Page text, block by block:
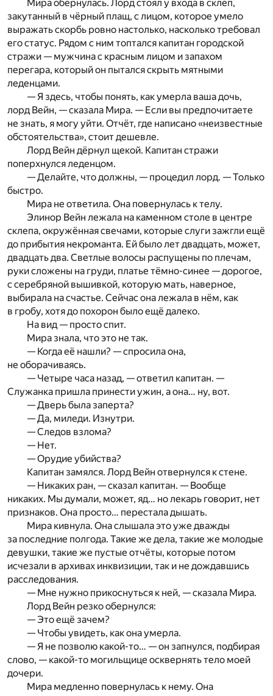
Мира обернулась. Лорд стоял у входа в склеп,
закутанный в чёрный плащ, с лицом, которое умело
выражать скорбь ровно настолько, насколько требовал
его статус. Рядом с ним топтался капитан городской
стражи — мужчина с красным лицом и запахом
перегара, который он пытался скрыть мятными
леденцами.
— Я здесь, чтобы понять, как умерла ваша дочь,
лорд Вейн, — сказала Мира. — Если вы предпочитаете
не знать, я могу уйти. Отчёт, где написано «неизвестные
обстоятельства», стоит дешевле.
Лорд Вейн дёрнул щекой. Капитан стражи
поперхнулся леденцом.
— Делайте, что должны, — процедил лорд. — Только
быстро.
Мира не ответила. Она повернулась к телу.
Элинор Вейн лежала на каменном столе в центре
склепа, окружённая свечами, которые слуги зажгли ещё
до прибытия некроманта. Ей было лет двадцать, может,
двадцать два. Светлые волосы распущены по плечам,
руки сложены на груди, платье тёмно-синее — дорогое,
с серебряной вышивкой, которую мать, наверное,
выбирала на счастье. Сейчас она лежала в нём, как
в гробу, хотя до похорон было ещё далеко.
На вид — просто спит.
Мира знала, что это не так.
— Когда её нашли? — спросила она,
не оборачиваясь.
— Четыре часа назад, — ответил капитан. —
Служанка пришла принести ужин, а она… ну, вот.
— Дверь была заперта?
— Да, миледи. Изнутри.
— Следов взлома?
— Нет.
— Орудие убийства?
Капитан замялся. Лорд Вейн отвернулся к стене.
— Никаких ран, — сказал капитан. — Вообще
никаких. Мы думали, может, яд… но лекарь говорит, нет
признаков. Она просто… перестала дышать.
Мира кивнула. Она слышала это уже дважды
за последние полгода. Такие же дела, такие же молодые
девушки, такие же пустые отчёты, которые потом
исчезали в архивах инквизиции, так и не дождавшись
расследования.
— Мне нужно прикоснуться к ней, — сказала Мира.
Лорд Вейн резко обернулся:
— Это ещё зачем?
— Чтобы увидеть, как она умерла.
— Я не позволю какой-то… — он запнулся, подбирая
слово, — какой-то могильщице осквернять тело моей
дочери.
Мира медленно повернулась к нему. Она